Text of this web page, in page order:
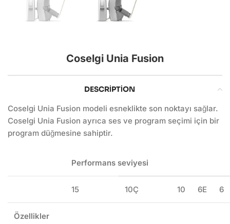
Coselgi Unia Fusion
DESCRIPTION
Coselgi Unia Fusion modeli esneklikte son noktayı sağlar.
Coselgi Unia Fusion ayrıca ses ve program seçimi için bir
program düğmesine sahiptir.
Performans seviyesi
15 10Ç 10 6E 6
Özellikler